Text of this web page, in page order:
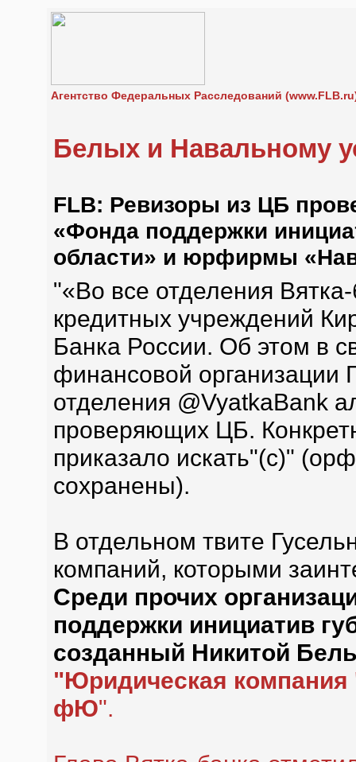
Агентство Федеральных Расследований
Белых и Навальному
FLB: Ревизоры из ЦБ
«Фонда поддержки
области» и юрфирмы
"«Во все отделения
кредитных учреждений
Банка России. Об этом в
финансовой организации
отделения @VyatkaBank
проверяющих ЦБ.
приказало искать"(с)"
сохранены).
В отдельном твите
компаний, которыми
Среди прочих
поддержки инициатив
созданный Никитой
"Юридическая
фЮ".